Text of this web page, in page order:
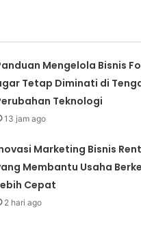
Mengelola Bisnis
Tetap Diminati di
Teknologi
13 jam ago
Marketing Bisnis
Membantu Usaha
Cepat
2 hari ago